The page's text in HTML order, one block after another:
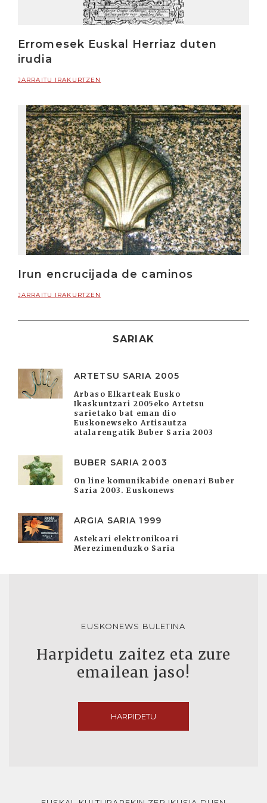
Erromesek Euskal Herriaz duten
irudia
JARRAITU IRAKURTZEN
Irun encrucijada de caminos
JARRAITU IRAKURTZEN
SARIAK
ARTETSU SARIA 2005
Arbaso Elkarteak Eusko
Ikaskuntzari 2005eko Artetsu
sarietako bat eman dio
Euskonewseko Artisautza
atalarengatik Buber Saria 2003
BUBER SARIA 2003
On line komunikabide onenari Buber
Saria 2003. Euskonews
ARGIA SARIA 1999
Astekari elektronikoari
Merezimenduzko Saria
EUSKONEWS BULETINA
Harpidetu zaitez eta zure
emailean jaso!
HARPIDETU